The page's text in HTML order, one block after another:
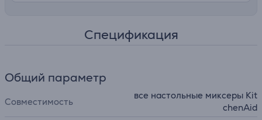
Спецификация
Общий параметр
Совместимость
все настольные миксеры Kit
chenAid